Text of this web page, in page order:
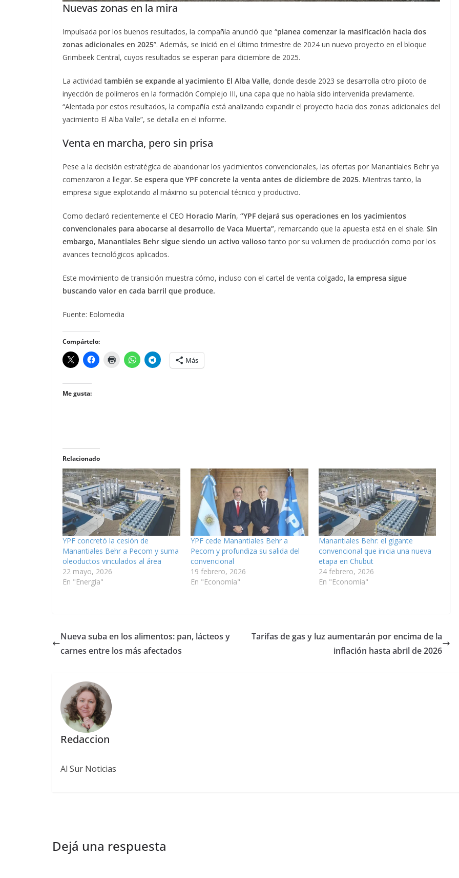
Nuevas zonas en la mira
Impulsada por los buenos resultados, la compañía anunció que “planea comenzar la masificación hacia dos
zonas adicionales en 2025”. Además, se inició en el último trimestre de 2024 un nuevo proyecto en el bloque
Grimbeek Central, cuyos resultados se esperan para diciembre de 2025.
La actividad también se expande al yacimiento El Alba Valle, donde desde 2023 se desarrolla otro piloto de
inyección de polímeros en la formación Complejo III, una capa que no había sido intervenida previamente.
“Alentada por estos resultados, la compañía está analizando expandir el proyecto hacia dos zonas adicionales del
yacimiento El Alba Valle”, se detalla en el informe.
Venta en marcha, pero sin prisa
Pese a la decisión estratégica de abandonar los yacimientos convencionales, las ofertas por Manantiales Behr ya
comenzaron a llegar. Se espera que YPF concrete la venta antes de diciembre de 2025. Mientras tanto, la
empresa sigue explotando al máximo su potencial técnico y productivo.
Como declaró recientemente el CEO Horacio Marín, “YPF dejará sus operaciones en los yacimientos
convencionales para abocarse al desarrollo de Vaca Muerta”, remarcando que la apuesta está en el shale. Sin
embargo, Manantiales Behr sigue siendo un activo valioso tanto por su volumen de producción como por los
avances tecnológicos aplicados.
Este movimiento de transición muestra cómo, incluso con el cartel de venta colgado, la empresa sigue
buscando valor en cada barril que produce.
Fuente: Eolomedia
Compártelo:
Más
Me gusta:
Relacionado
YPF concretó la cesión de
Manantiales Behr a Pecom y suma
oleoductos vinculados al área
22 mayo, 2026
En "Energía"
YPF cede Manantiales Behr a
Pecom y profundiza su salida del
convencional
19 febrero, 2026
En "Economía"
Manantiales Behr: el gigante
convencional que inicia una nueva
etapa en Chubut
24 febrero, 2026
En "Economía"
Nueva suba en los alimentos: pan, lácteos y
carnes entre los más afectados
Tarifas de gas y luz aumentarán por encima de la
inflación hasta abril de 2026
Redaccion
Al Sur Noticias
Dejá una respuesta